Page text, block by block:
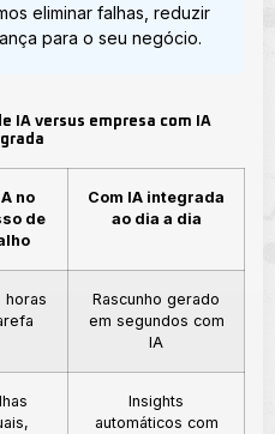
eliminar falhas, reduzir
para o seu negócio.
IA versus empresa com IA
no
de
Com IA integrada
ao dia a dia
horas
Rascunho gerado
em segundos com
IA
Insights
automáticos com